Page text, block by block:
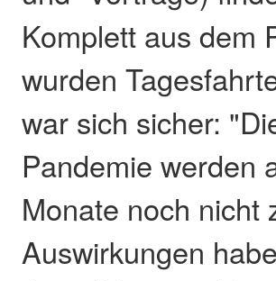
Komplett aus dem
wurden
war sich sicher:
Pandemie werden
Monate noch nicht
Auswirkungen